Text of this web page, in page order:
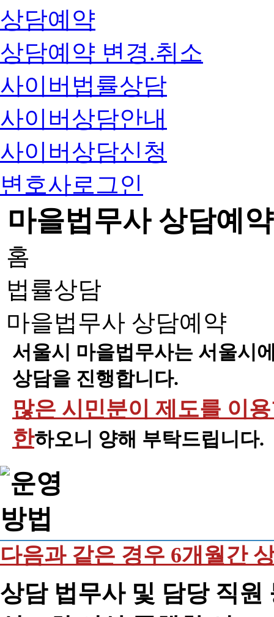
상담예약
상담예약 변경.취소
사이버법률상담
사이버상담안내
사이버상담신청
변호사로그인
마을법무사 상담예약
홈
법률상담
마을법무사 상담예약
서울시 마을법무사는 서울시
상담을 진행합니다.
많은 시민분이 제도를 이
한하오니 양해 부탁드립니다.
다음과 같은 경우 6개월간
상담 법무사 및 담당 직원